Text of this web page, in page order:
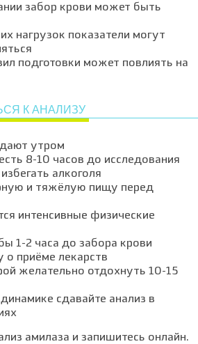
забор крови может быть
нагрузок показатели могут
подготовки может повлиять на
К АНАЛИЗУ
утром
8-10 часов до исследования
алкоголя
и тяжёлую пищу перед
интенсивные физические
1-2 часа до забора крови
о приёме лекарств
желательно отдохнуть 10-15
сдавайте анализ в
амилаза и запишитесь онлайн.